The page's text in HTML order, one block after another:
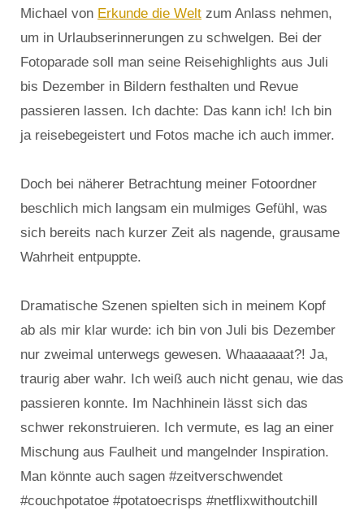
Michael von Erkunde die Welt zum Anlass nehmen,
um in Urlaubserinnerungen zu schwelgen. Bei der
Fotoparade soll man seine Reisehighlights aus Juli
bis Dezember in Bildern festhalten und Revue
passieren lassen. Ich dachte: Das kann ich! Ich bin
ja reisebegeistert und Fotos mache ich auch immer.
Doch bei näherer Betrachtung meiner Fotoordner
beschlich mich langsam ein mulmiges Gefühl, was
sich bereits nach kurzer Zeit als nagende, grausame
Wahrheit entpuppte.
Dramatische Szenen spielten sich in meinem Kopf
ab als mir klar wurde: ich bin von Juli bis Dezember
nur zweimal unterwegs gewesen. Whaaaaaat?! Ja,
traurig aber wahr. Ich weiß auch nicht genau, wie das
passieren konnte. Im Nachhinein lässt sich das
schwer rekonstruieren. Ich vermute, es lag an einer
Mischung aus Faulheit und mangelnder Inspiration.
Man könnte auch sagen #zeitverschwendet
#couchpotatoe #potatoecrisps #netflixwithoutchill